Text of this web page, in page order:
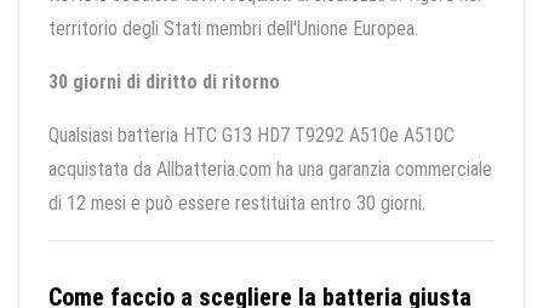
territorio degli Stati membri dell'Unione Europea.
30 giorni di diritto di ritorno
Qualsiasi batteria HTC G13 HD7 T9292 A510e A510C
acquistata da Allbatteria.com ha una garanzia commerciale
di 12 mesi e può essere restituita entro 30 giorni.
Come faccio a scegliere la batteria giusta